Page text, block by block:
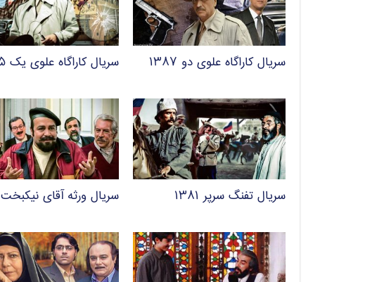
سریال کاراگاه علوی دو ۱۳۸۷ سریال کاراگاه علوی یک ۱۳۷۵
سریال تفنگ سرپر ۱۳۸۱ سریال ورثه آقای نیکبخت ۱۳۷۸